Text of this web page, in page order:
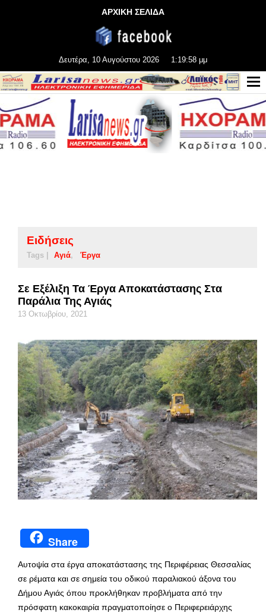
ΑΡΧΙΚΗ ΣΕΛΙΔΑ
Δευτέρα, 10 Αυγούστου 2026 1:19:58 μμ
Ειδήσεις
Tags | Αγιά Έργα
Σε Εξέλιξη Τα Έργα Αποκατάστασης Στα
Παράλια Της Αγιάς
13 Οκτωβρίου, 2021
Share
Αυτοψία στα έργα αποκατάστασης της Περιφέρειας Θεσσαλίας
σε ρέματα και σε σημεία του οδικού παραλιακού άξονα του
Δήμου Αγιάς όπου προκλήθηκαν προβλήματα από την
πρόσφατη κακοκαιρία πραγματοποίησε ο Περιφερειάρχης